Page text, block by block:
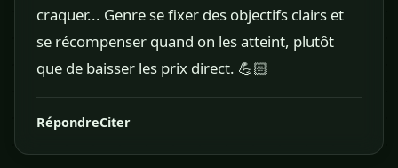
craquer... Genre se fixer des objectifs clairs et
se récompenser quand on les atteint, plutôt
que de baisser les prix direct. 💪🏻
RépondreCiter